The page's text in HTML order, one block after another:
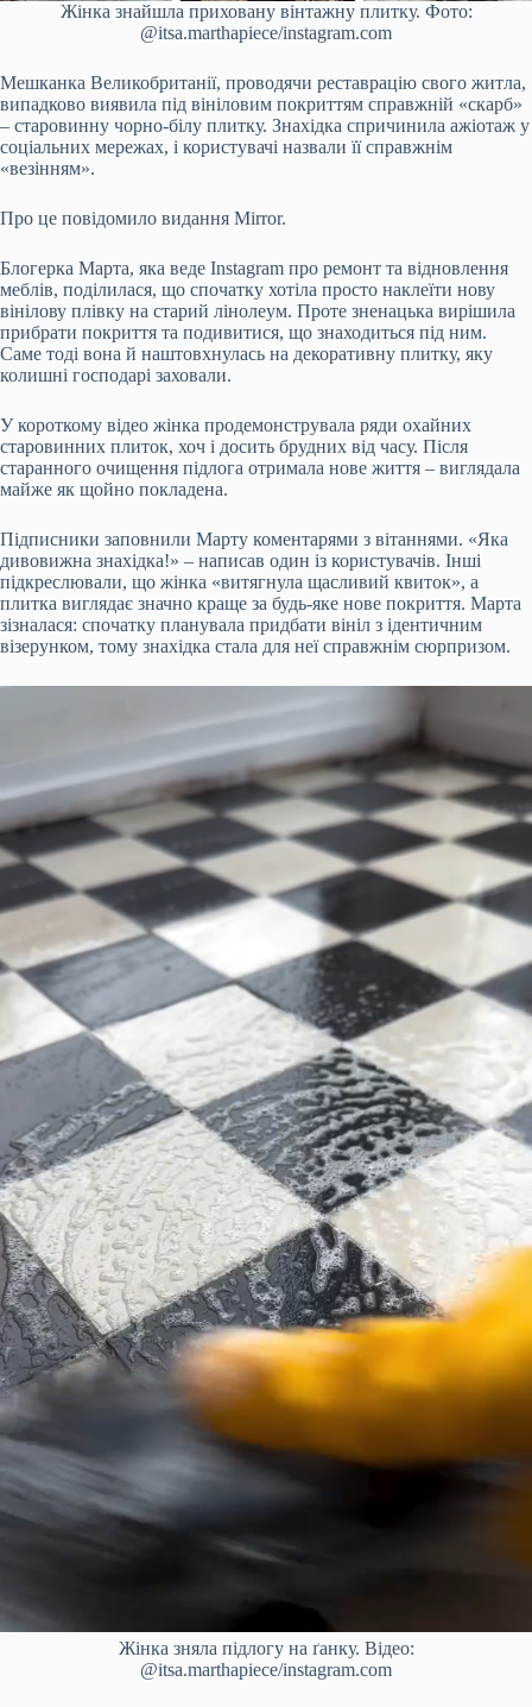
Жінка знайшла приховану вінтажну плитку. Фото:
@itsa.marthapiece/instagram.com
Мешканка Великобританії, проводячи реставрацію свого житла,
випадково виявила під вініловим покриттям справжній «скарб»
– старовинну чорно-білу плитку. Знахідка спричинила ажіотаж у
соціальних мережах, і користувачі назвали її справжнім
«везінням».
Про це повідомило видання Mirror.
Блогерка Марта, яка веде Instagram про ремонт та відновлення
меблів, поділилася, що спочатку хотіла просто наклеїти нову
вінілову плівку на старий лінолеум. Проте зненацька вирішила
прибрати покриття та подивитися, що знаходиться під ним.
Саме тоді вона й наштовхнулась на декоративну плитку, яку
колишні господарі заховали.
У короткому відео жінка продемонструвала ряди охайних
старовинних плиток, хоч і досить брудних від часу. Після
старанного очищення підлога отримала нове життя – виглядала
майже як щойно покладена.
Підписники заповнили Марту коментарями з вітаннями. «Яка
дивовижна знахідка!» – написав один із користувачів. Інші
підкреслювали, що жінка «витягнула щасливий квиток», а
плитка виглядає значно краще за будь-яке нове покриття. Марта
зізналася: спочатку планувала придбати вініл з ідентичним
візерунком, тому знахідка стала для неї справжнім сюрпризом.
Жінка зняла підлогу на ґанку. Відео:
@itsa.marthapiece/instagram.com